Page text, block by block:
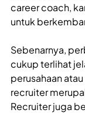
career coach,
untuk
Sebenarnya,
cukup terlihat
perusahaan
recruiter
Recruiter juga